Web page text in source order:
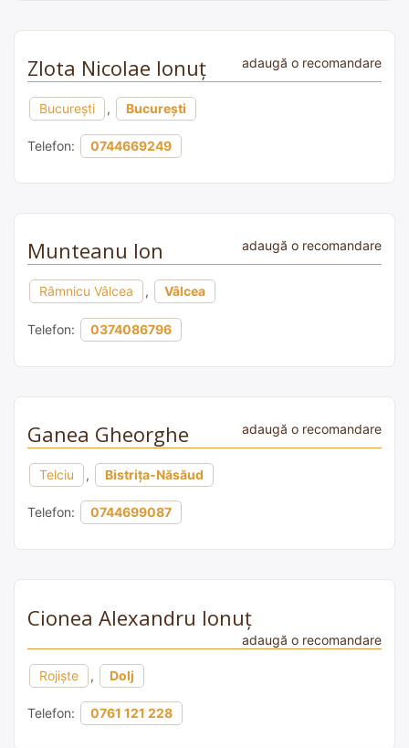
Zlota Nicolae Ionuț adaugă o recomandare
București , București
Telefon: 0744669249
Munteanu Ion adaugă o recomandare
Râmnicu Vâlcea , Vâlcea
Telefon: 0374086796
Ganea Gheorghe adaugă o recomandare
Telciu , Bistrița-Năsăud
Telefon: 0744699087
Cionea Alexandru Ionuț
adaugă o recomandare
Rojiște , Dolj
Telefon: 0761 121 228